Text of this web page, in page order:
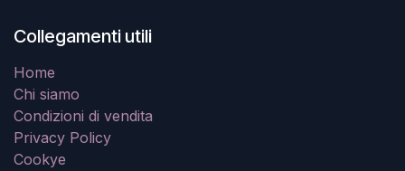
Collegamenti utili
Home
Chi siamo
Condizioni di vendita
Privacy Policy
Cookye